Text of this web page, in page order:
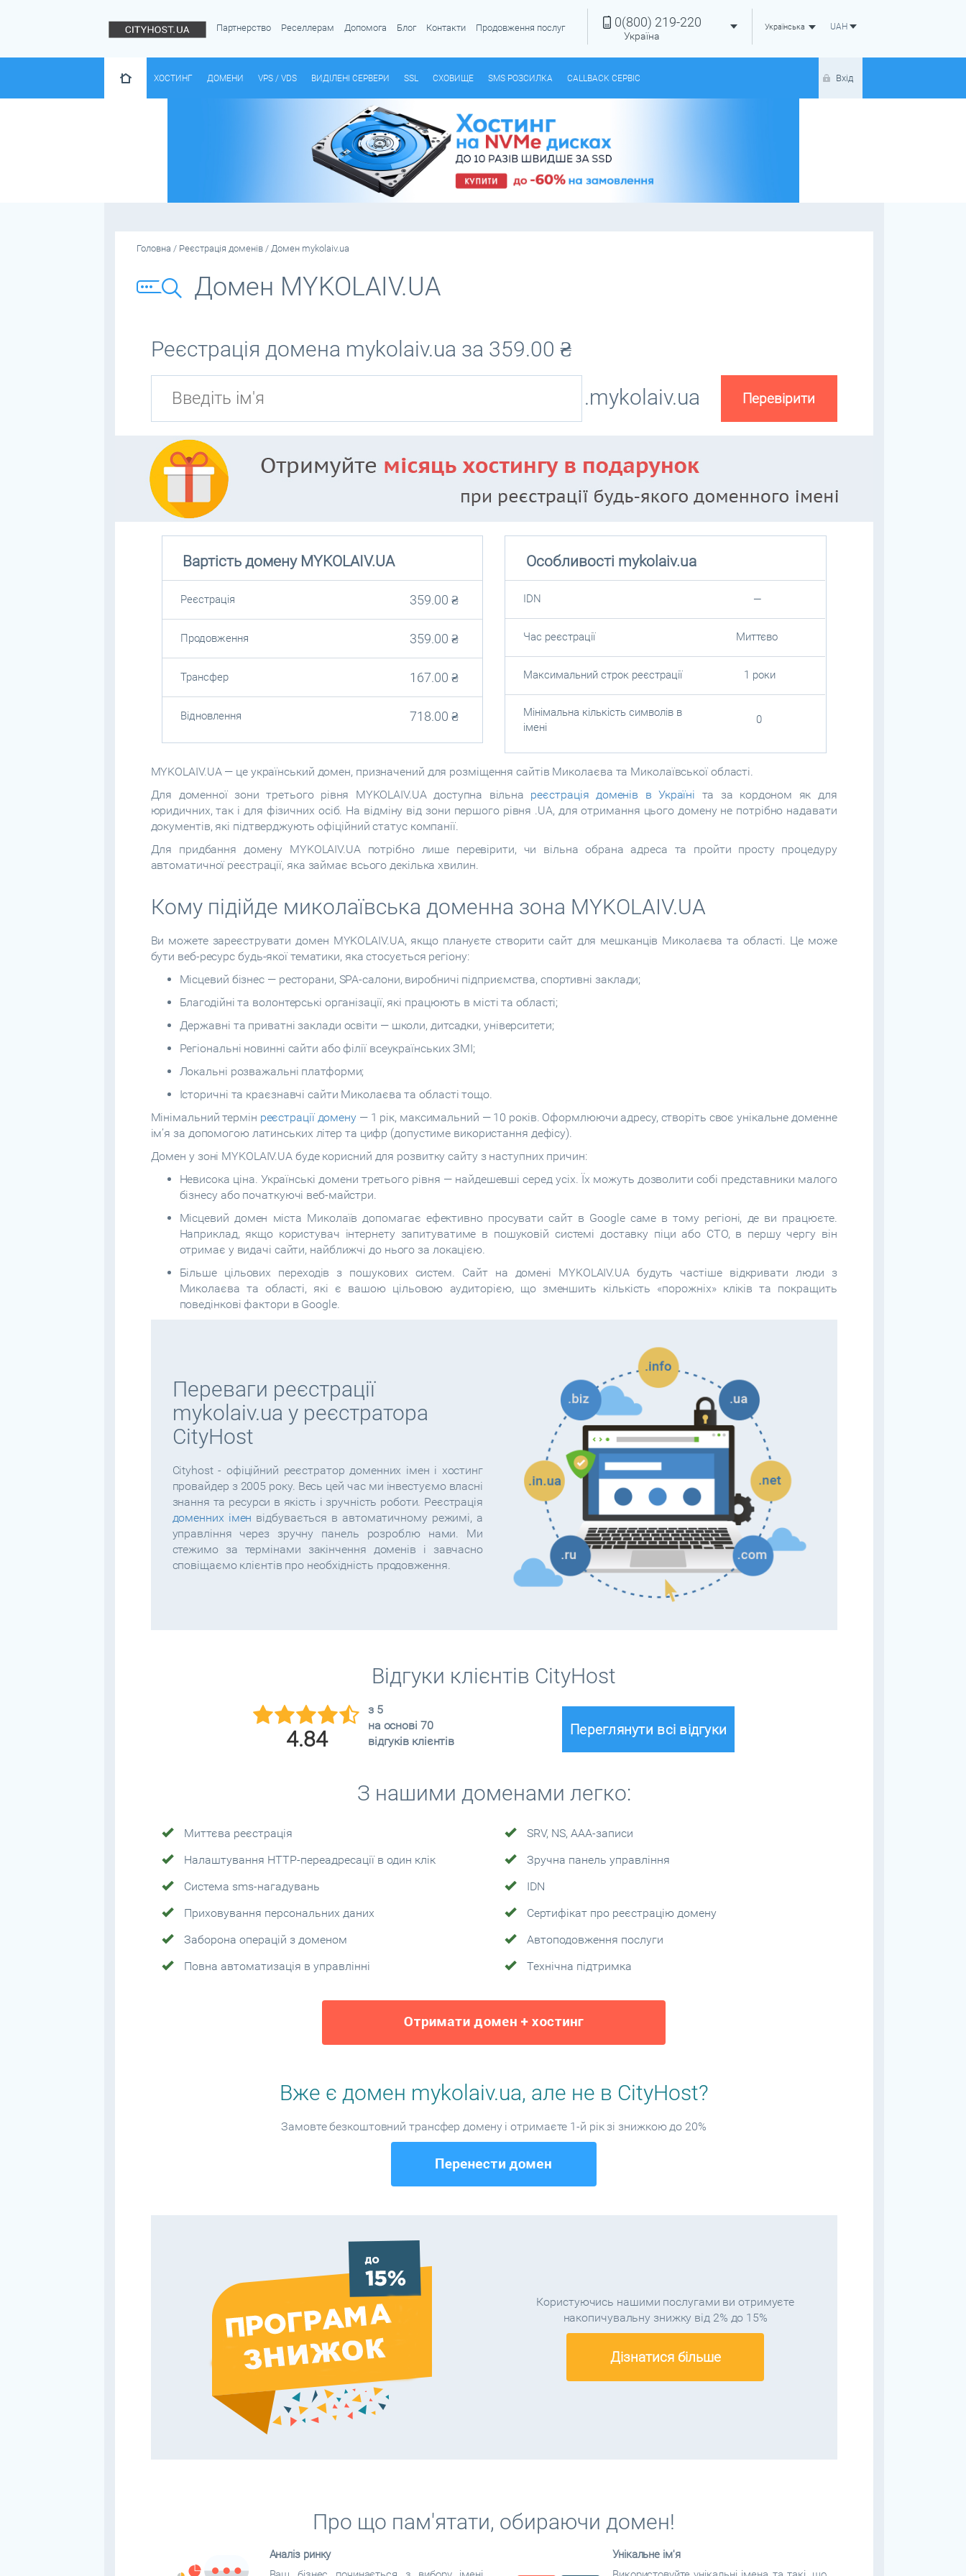
Партнерство Реселлерам Допомога Блог Контакти Продовження послуг UAH
Українська
0(800) 219-220
Україна
ХОСТИНГ ДОМЕНИ VPS / VDS ВИДІЛЕНІ СЕРВЕРИ SSL СХОВИЩЕ SMS РОЗСИЛКА CALLBACK СЕРВІС Вхід
Головна / Реєстрація доменів/ Домен mykolaiv.ua
Домен MYKOLAIV.UA
Реєстрація домена mykolaiv.ua за 359.00 ₴
.mykolaiv.ua
Вартість домену MYKOLAIV.UA
Реєстрація 359.00 ₴
Продовження 359.00 ₴
Трансфер 167.00 ₴
Відновлення 718.00 ₴
Особливості mykolaiv.ua
IDN —
Час реєстрації Миттєво
Максимальний строк реєстрації 1 роки
Мінімальна кількість символів в
імені
0
MYKOLAIV.UA — це український домен, призначений для розміщення сайтів Миколаєва та Миколаївської області.
Для доменної зони третього рівня MYKOLAIV.UA доступна вільна реєстрація доменів в Україні та за кордоном як для
юридичних, так і для фізичних осіб. На відміну від зони першого рівня .UA, для отримання цього домену не потрібно надавати
документів, які підтверджують офіційний статус компанії.
Для придбання домену MYKOLAIV.UA потрібно лише перевірити, чи вільна обрана адреса та пройти просту процедуру
автоматичної реєстрації, яка займає всього декілька хвилин.
Кому підійде миколаївська доменна зона MYKOLAIV.UA
Ви можете зареєструвати домен MYKOLAIV.UA, якщо плануєте створити сайт для мешканців Миколаєва та області. Це може
бути веб-ресурс будь-якої тематики, яка стосується регіону:
Місцевий бізнес — ресторани, SPA-салони, виробничі підприємства, спортивні заклади;
Благодійні та волонтерські організації, які працюють в місті та області;
Державні та приватні заклади освіти — школи, дитсадки, університети;
Регіональні новинні сайти або філії всеукраїнських ЗМІ;
Локальні розважальні платформи;
Історичні та краєзнавчі сайти Миколаєва та області тощо.
Мінімальний термін реєстрації домену— 1 рік, максимальний — 10 років. Оформлюючи адресу, створіть своє унікальне доменне
ім’я за допомогою латинських літер та цифр (допустиме використання дефісу).
Домен у зоні MYKOLAIV.UA буде корисний для розвитку сайту з наступних причин:
Невисока ціна. Українські домени третього рівня — найдешевші серед усіх. Їх можуть дозволити собі представники малого
бізнесу або початкуючі веб-майстри.
Місцевий домен міста Миколаїв допомагає ефективно просувати сайт в Google саме в тому регіоні, де ви працюєте.
Наприклад, якщо користувач інтернету запитуватиме в пошуковій системі доставку піци або СТО, в першу чергу він
отримає у видачі сайти, найближчі до нього за локацією.
Більше цільових переходів з пошукових систем. Сайт на домені MYKOLAIV.UA будуть частіше відкривати люди з
Миколаєва та області, які є вашою цільовою аудиторією, що зменшить кількість «порожніх» кліків та покращить
поведінкові фактори в Google.
Переваги реєстрації
mykolaiv.ua у реєстратора
CityHost
Cityhost - офіційний реєстратор доменних імен і хостинг
провайдер з 2005 року. Весь цей час ми інвестуємо власні
знання та ресурси в якість і зручність роботи. Реєстрація
доменних імен відбувається в автоматичному режимі, а
управління через зручну панель розроблю нами. Ми
стежимо за термінами закінчення доменів і завчасно
сповіщаємо клієнтів про необхідність продовження.
Відгуки клієнтів CityHost
4.84
з 5
на основі 70
відгуків клієнтів
Переглянути всі відгуки
З нашими доменами легко:
Миттєва реєстрація
Налаштування HTTP-переадресації в один клік
Система sms-нагадувань
Приховування персональних даних
Заборона операцій з доменом
Повна автоматизація в управлінні
SRV, NS, AAA-записи
Зручна панель управління
IDN
Сертифікат про реєстрацію домену
Автоподовження послуги
Технічна підтримка
Вже є домен mykolaiv.ua, але не в CityHost?
Замовте безкоштовний трансфер домену і отримаєте 1-й рік зі знижкою до 20%
Користуючись нашими послугами ви отримуєте
накопичувальну знижку від 2% до 15%
Дізнатися більше
Про що пам'ятати, обираючи домен!
Аналіз ринку
Унікальне ім'я